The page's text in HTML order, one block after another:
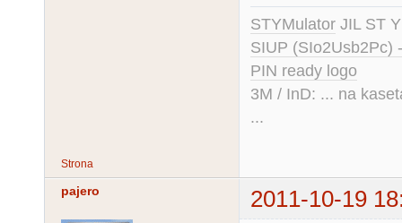
STYMulator JIL ST
SIUP (SIo2Usb2Pc)
PIN ready logo
3M / InD: ... na
...
Strona
pajero 2011-10-19